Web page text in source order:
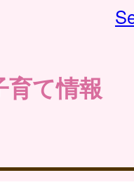
育て情報